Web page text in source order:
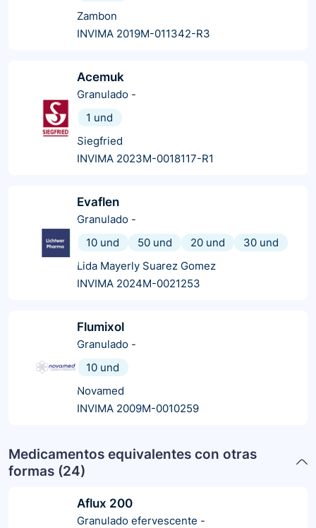
Zambon
INVIMA 2019M-011342-R3
Acemuk
Granulado -
1 und
Siegfried
INVIMA 2023M-0018117-R1
Evaflen
Granulado -
10 und
50 und 20 und
30 und
Lida Mayerly Suarez Gomez
INVIMA 2024M-0021253
Flumixol
Granulado -
10 und
Novamed
INVIMA 2009M-0010259
Medicamentos equivalentes con otras
formas (24)
Aflux 200
Granulado efervescente -